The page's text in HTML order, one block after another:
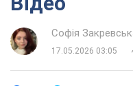
Софія
17.05.2026 03:05